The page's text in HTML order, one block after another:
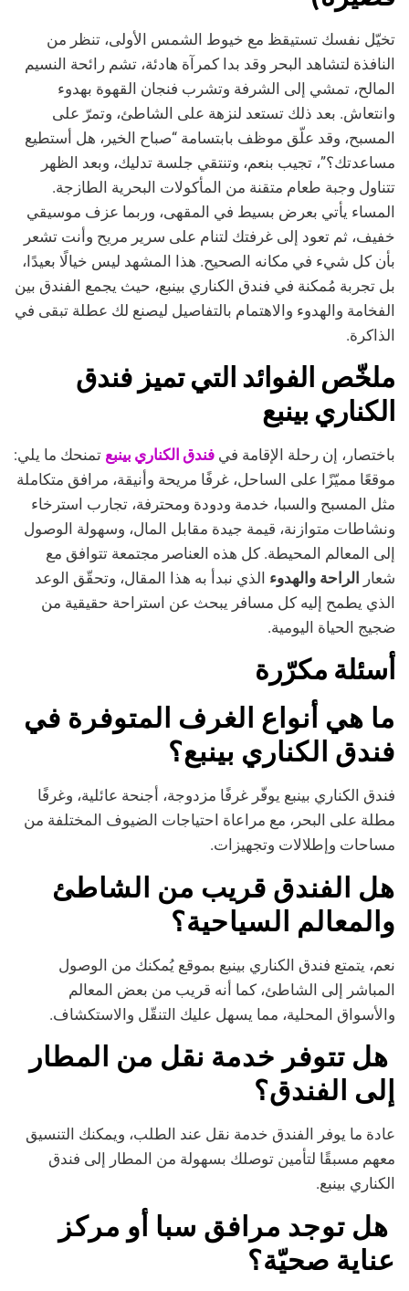
تخيّل نفسك تستيقظ مع خيوط الشمس الأولى، تنظر من
النافذة لتشاهد البحر وقد بدا كمرآة هادئة، تشم رائحة النسيم
المالح، تمشي إلى الشرفة وتشرب فنجان القهوة بهدوء
وانتعاش. بعد ذلك تستعد لنزهة على الشاطئ، وتمرّ على
المسبح، وقد علّق موظف بابتسامة “صباح الخير، هل أستطيع
مساعدتك؟”، تجيب بنعم، وتنتقي جلسة تدليك، وبعد الظهر
تتناول وجبة طعام متقنة من المأكولات البحرية الطازجة.
المساء يأتي بعرض بسيط في المقهى، وربما عزف موسيقي
خفيف، ثم تعود إلى غرفتك لتنام على سرير مريح وأنت تشعر
بأن كل شيء في مكانه الصحيح. هذا المشهد ليس خيالًا بعيدًا،
بل تجربة مُمكنة في فندق الكناري بينبع، حيث يجمع الفندق بين
الفخامة والهدوء والاهتمام بالتفاصيل ليصنع لك عطلة تبقى في
الذاكرة.
ملخّص الفوائد التي تميز فندق
الكناري بينبع
باختصار، إن رحلة الإقامة في فندق الكناري بينبع تمنحك ما يلي:
موقعًا مميّزًا على الساحل، غرفًا مريحة وأنيقة، مرافق متكاملة
مثل المسبح والسبا، خدمة ودودة ومحترفة، تجارب استرخاء
ونشاطات متوازنة، قيمة جيدة مقابل المال، وسهولة الوصول
إلى المعالم المحيطة. كل هذه العناصر مجتمعة تتوافق مع
شعار
الراحة والهدوء الذي نبدأ به هذا المقال، وتحقّق الوعد
الذي يطمح إليه كل مسافر يبحث عن استراحة حقيقية من
ضجيج الحياة اليومية.
أسئلة مكرّرة
ما هي أنواع الغرف المتوفرة في
فندق الكناري بينبع؟
فندق الكناري بينبع يوفّر غرفًا مزدوجة، أجنحة عائلية، وغرفًا
مطلة على البحر، مع مراعاة احتياجات الضيوف المختلفة من
مساحات وإطلالات وتجهيزات.
هل الفندق قريب من الشاطئ
والمعالم السياحية؟
نعم، يتمتع فندق الكناري بينبع بموقع يُمكنك من الوصول
المباشر إلى الشاطئ، كما أنه قريب من بعض المعالم
والأسواق المحلية، مما يسهل عليك التنقّل والاستكشاف.
هل تتوفر خدمة نقل من المطار
إلى الفندق؟
عادة ما يوفر الفندق خدمة نقل عند الطلب، ويمكنك التنسيق
معهم مسبقًا لتأمين توصلك بسهولة من المطار إلى فندق
الكناري بينبع.
هل توجد مرافق سبا أو مركز
عناية صحيّة؟